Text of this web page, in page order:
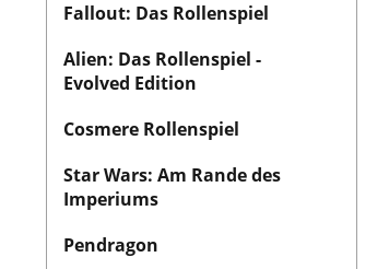
Fallout: Das Rollenspiel
Alien: Das Rollenspiel -
Evolved Edition
Cosmere Rollenspiel
Star Wars: Am Rande des
Imperiums
Pendragon